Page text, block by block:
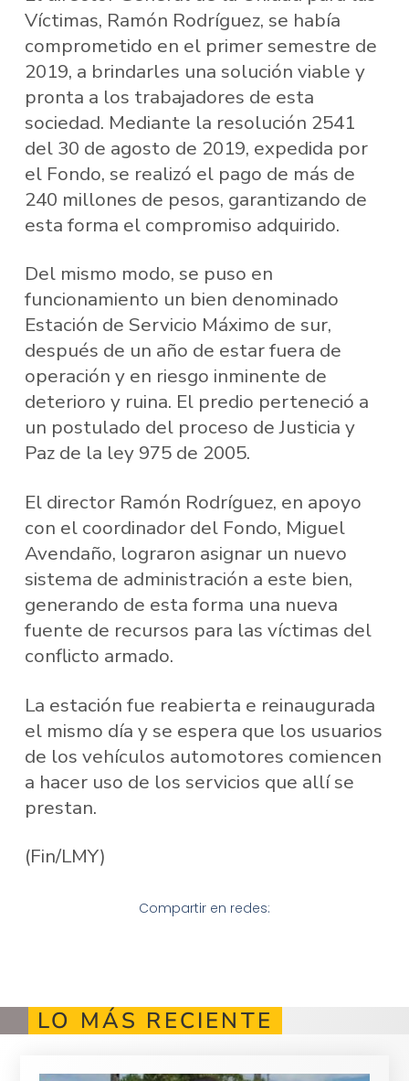
Víctimas, Ramón Rodríguez, se había
comprometido en el primer semestre de
2019, a brindarles una solución viable y
pronta a los trabajadores de esta
sociedad. Mediante la resolución 2541
del 30 de agosto de 2019, expedida por
el Fondo, se realizó el pago de más de
240 millones de pesos, garantizando de
esta forma el compromiso adquirido.
Del mismo modo, se puso en
funcionamiento un bien denominado
Estación de Servicio Máximo de sur,
después de un año de estar fuera de
operación y en riesgo inminente de
deterioro y ruina. El predio perteneció a
un postulado del proceso de Justicia y
Paz de la ley 975 de 2005.
El director Ramón Rodríguez, en apoyo
con el coordinador del Fondo, Miguel
Avendaño, lograron asignar un nuevo
sistema de administración a este bien,
generando de esta forma una nueva
fuente de recursos para las víctimas del
conflicto armado.
La estación fue reabierta e reinaugurada
el mismo día y se espera que los usuarios
de los vehículos automotores comiencen
a hacer uso de los servicios que allí se
prestan.
(Fin/LMY)
Compartir en redes:
LO MÁS RECIENTE